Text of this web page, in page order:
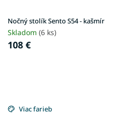
Nočný stolík Sento S54 - kašmír
Skladom (6 ks)
108 €
Viac farieb